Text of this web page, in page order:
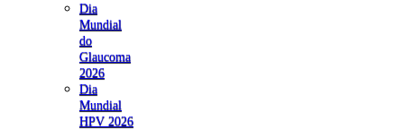
Dia
Mundial
do
Glaucoma
2026
Dia
Mundial
HPV 2026